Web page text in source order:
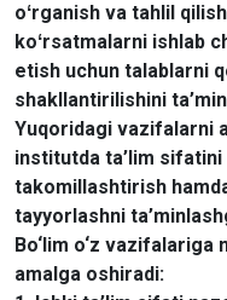
oʻrganish va tahlil
koʻrsatmalarni ishlab
etish uchun talablarni
shakllantirilishini
Yuqoridagi vazifalarni
institutda ta’lim sifatini
takomillashtirish
tayyorlashni
Bo‘lim o‘z
amalga oshiradi: